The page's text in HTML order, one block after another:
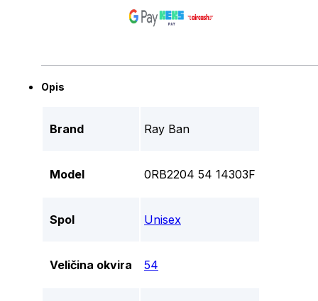
Opis
Brand Ray Ban
Model 0RB2204 54 14303F
Spol Unisex
Veličina okvira 54